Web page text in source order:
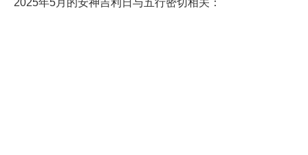
2025年5月的安神吉利日与五行密切相关：